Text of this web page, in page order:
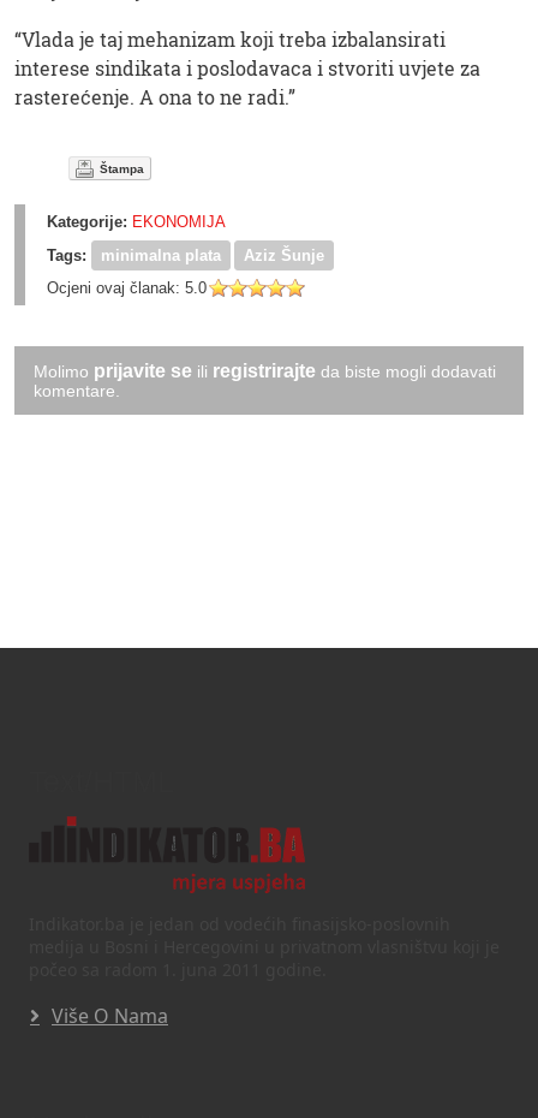
“Vlada je taj mehanizam koji treba izbalansirati
interese sindikata i poslodavaca i stvoriti uvjete za
rasterećenje. A ona to ne radi.”
Štampa
Kategorije: EKONOMIJA
Tags:
minimalna plata
Aziz Šunje
Ocjeni ovaj članak: 5.0
Molimo prijavite se ili registrirajte da biste mogli dodavati
komentare.
Više O Nama